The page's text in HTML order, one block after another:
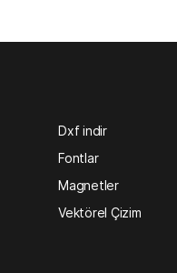
Dxf indir
Fontlar
Magnetler
Vektörel Çizim